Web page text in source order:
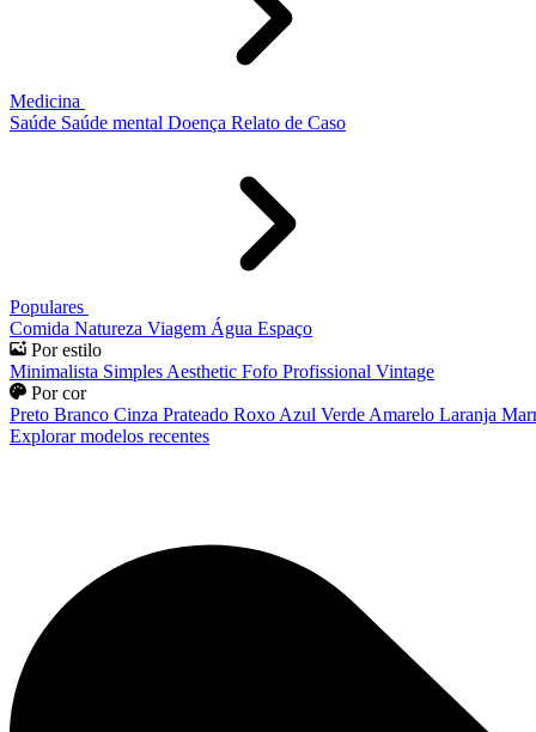
Medicina
Saúde Saúde mental Doença Relato de Caso
Populares
Comida Natureza Viagem Água Espaço
Por estilo
Minimalista Simples Aesthetic Fofo Profissional Vintage
Por cor
Preto Branco Cinza Prateado Roxo Azul Verde Amarelo Laranja
Explorar modelos recentes